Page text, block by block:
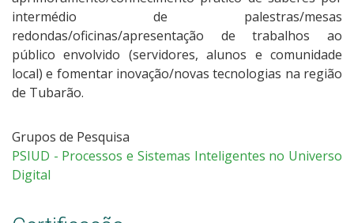
intermédio de palestras/mesas
redondas/oficinas/apresentação de trabalhos ao
público envolvido (servidores, alunos e comunidade
local) e fomentar inovação/novas tecnologias na região
de Tubarão.
Grupos de Pesquisa
PSIUD - Processos e Sistemas Inteligentes no Universo
Digital